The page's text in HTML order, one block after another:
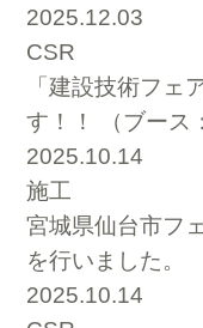
2025.12.03
CSR
「建設技術フェ
す！！ （ブース
2025.10.14
施工
宮城県仙台市フ
を行いました。
2025.10.14